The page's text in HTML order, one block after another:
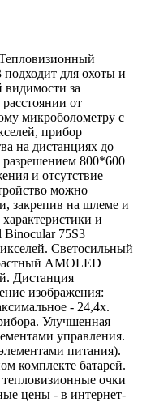
для охоты и
видимости за
от
микроболометру с
прибор
на дистанциях до
800*600
и отсутствие
можно
закрепив на шлеме и
и
Binocular 75S3
Светосильный
AMOLED
Дистанция
изображения:
- 24,4х.
Улучшенная
управления.
питания).
комплекте батарей.
очки
цены - в интернет-